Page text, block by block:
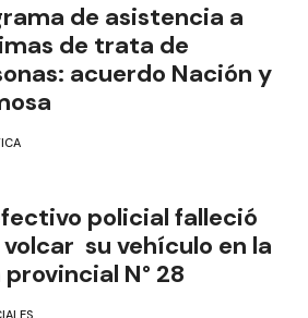
de asistencia a
de trata de
acuerdo Nación y
policial falleció
su vehículo en la
N° 28